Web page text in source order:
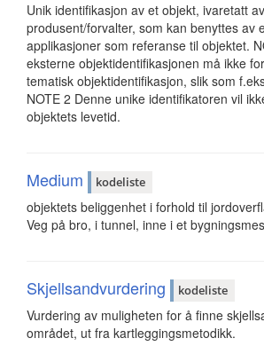
Unik identifikasjon av et objekt, ivaretatt
produsent/forvalter, som kan benyttes av
applikasjoner som referanse til objektet.
eksterne objektidentifikasjonen må ikke
tematisk objektidentifikasjon, slik som
NOTE 2 Denne unike identifikatoren vil
objektets levetid.
Medium kodeliste
objektets beliggenhet i forhold til
Veg på bro, i tunnel, inne i et
Skjellsandvurdering kodeliste
Vurdering av muligheten for å finne
området, ut fra kartleggingsmetodikk.